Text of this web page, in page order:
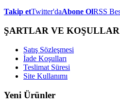
Takip etTwitter'daAbone OlRSS
ŞARTLAR VE KOŞULLAR
Satış Sözleşmesi
İade Koşulları
Teslimat Süresi
Site Kullanımı
Yeni Ürünler